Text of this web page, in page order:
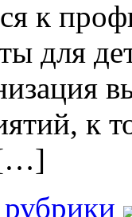
к
для
к
[…]
рубрики